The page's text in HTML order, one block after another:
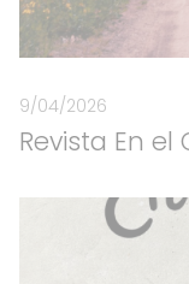
9/04/2026
Revista En